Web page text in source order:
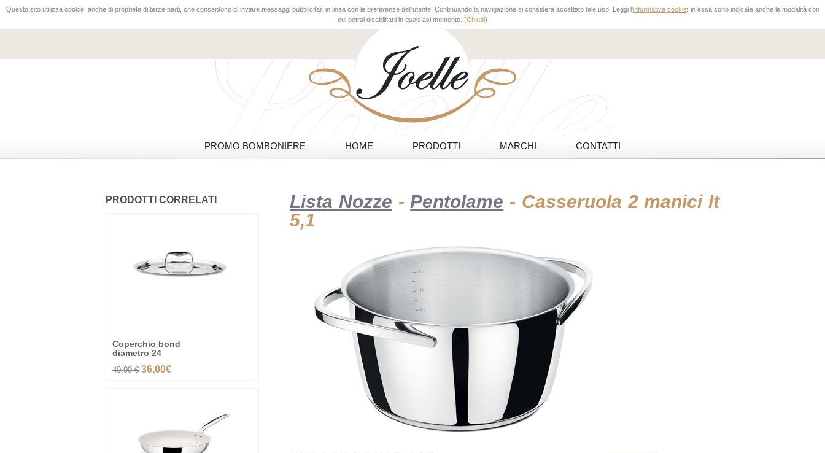
Questo sito utilizza cookie, anche di proprietà di terze parti, che consentono di inviare messaggi pubblicitari in linea con le preferenze dell'utente. Continuando la navigazione si considera accettato tale uso. Leggi l'informativa cookie: in essa sono indicate anche le modalità con
cui potrai disabilitarli in qualsiasi momento. (Chiudi)
PROMO BOMBONIERE HOME PRODOTTI MARCHI CONTATTI
Lista Nozze -Pentolame - Casseruola 2 manici lt
5,1
PRODOTTI CORRELATI
Coperchio bond
diametro 24
40,00 € 36,00€